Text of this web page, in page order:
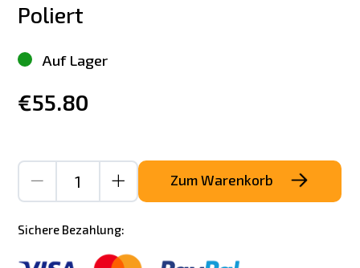
Poliert
Auf Lager
€55.80
Zum Warenkorb
Sichere Bezahlung: